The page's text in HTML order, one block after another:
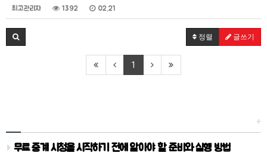
최고관리자 1392 02.21
정렬 글쓰기
1
+
무료 중계 시청을 시작하기 전에 알아야 할 준비와 실행 방법